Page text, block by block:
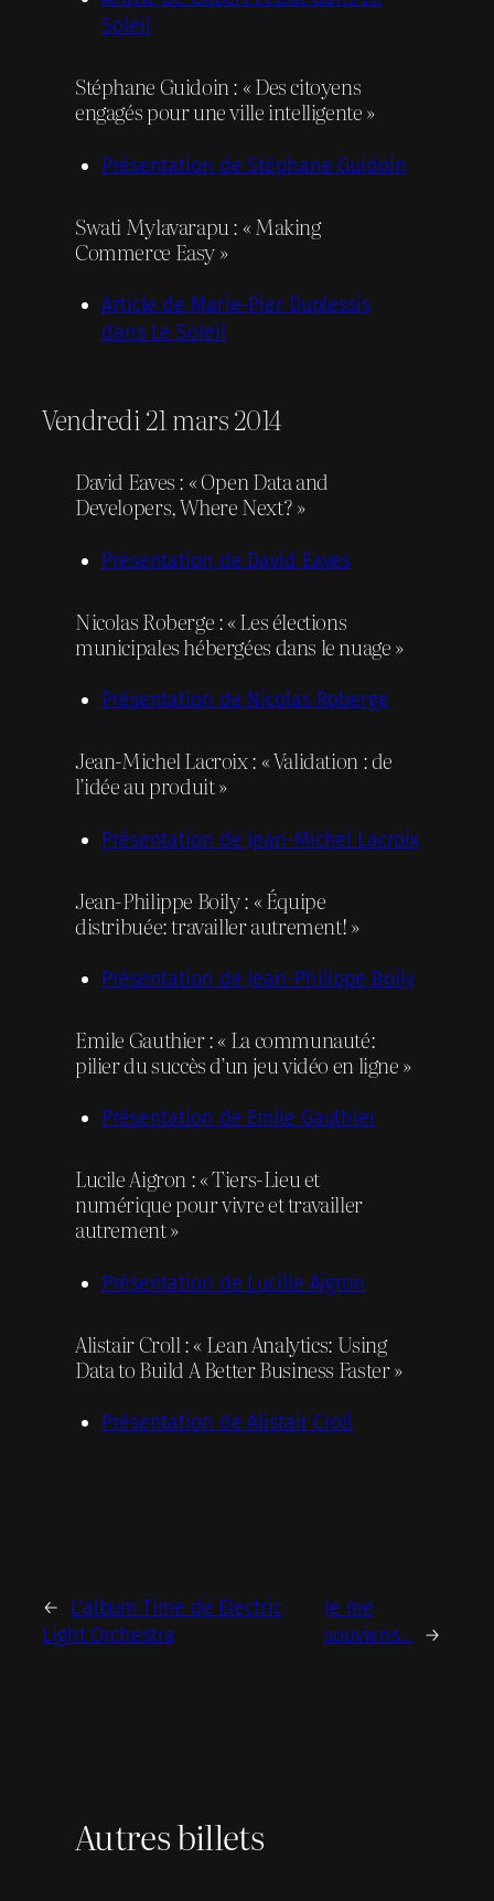
Soleil
Stéphane Guidoin : « Des citoyens
engagés pour une ville intelligente »
Présentation de Stéphane Guidoin
Swati Mylavarapu : « Making
Commerce Easy »
Article de Marie-Pier Duplessis
dans Le Soleil
Vendredi 21 mars 2014
David Eaves : « Open Data and
Developers, Where Next? »
Présentation de David Eaves
Nicolas Roberge : « Les élections
municipales hébergées dans le nuage »
Présentation de Nicolas Roberge
Jean-Michel Lacroix : « Validation : de
l’idée au produit »
Présentation de Jean-Michel Lacroix
Jean-Philippe Boily : « Équipe
distribuée: travailler autrement! »
Présentation de Jean-Philippe Boily
Emile Gauthier : « La communauté:
pilier du succès d’un jeu vidéo en ligne »
Présentation de Emile Gauthier
Lucile Aigron : « Tiers-Lieu et
numérique pour vivre et travailler
autrement »
Présentation de Lucille Aigron
Alistair Croll : « Lean Analytics: Using
Data to Build A Better Business Faster »
Présentation de Alistair Croll
←
L’album Time de Electric
Light Orchestra
Je me
souviens… →
Autres billets